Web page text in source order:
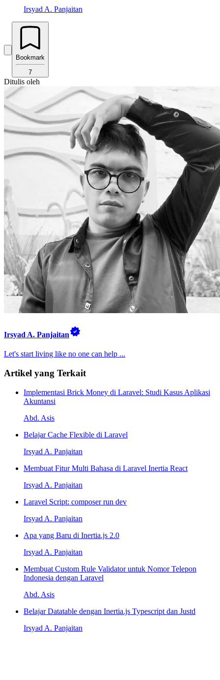
Irsyad A. Panjaitan
Bookmark
7
Ditulis oleh
Irsyad A. Panjaitan
Let's start living like no one can help ...
Artikel yang Terkait
Implementasi Brick Money di Laravel: Studi Kasus Aplikasi
Akuntansi
Abd. Asis
Belajar Cache Flexible di Laravel
Irsyad A. Panjaitan
Membuat Fitur Multi Bahasa di Laravel Inertia React
Irsyad A. Panjaitan
Laravel Script: composer run dev
Irsyad A. Panjaitan
Apa yang Baru di Inertia.js 2.0
Irsyad A. Panjaitan
Membuat Custom Rule Validator untuk Nomor Telepon
Indonesia dengan Laravel
Abd. Asis
Belajar Datatable dengan Inertia.js Typescript dan Justd
Irsyad A. Panjaitan